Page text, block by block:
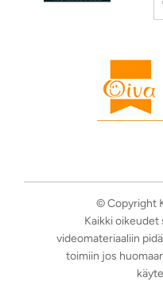
© Copyright
Kaikki oikeudet
videomateriaaliin
toimiin jos